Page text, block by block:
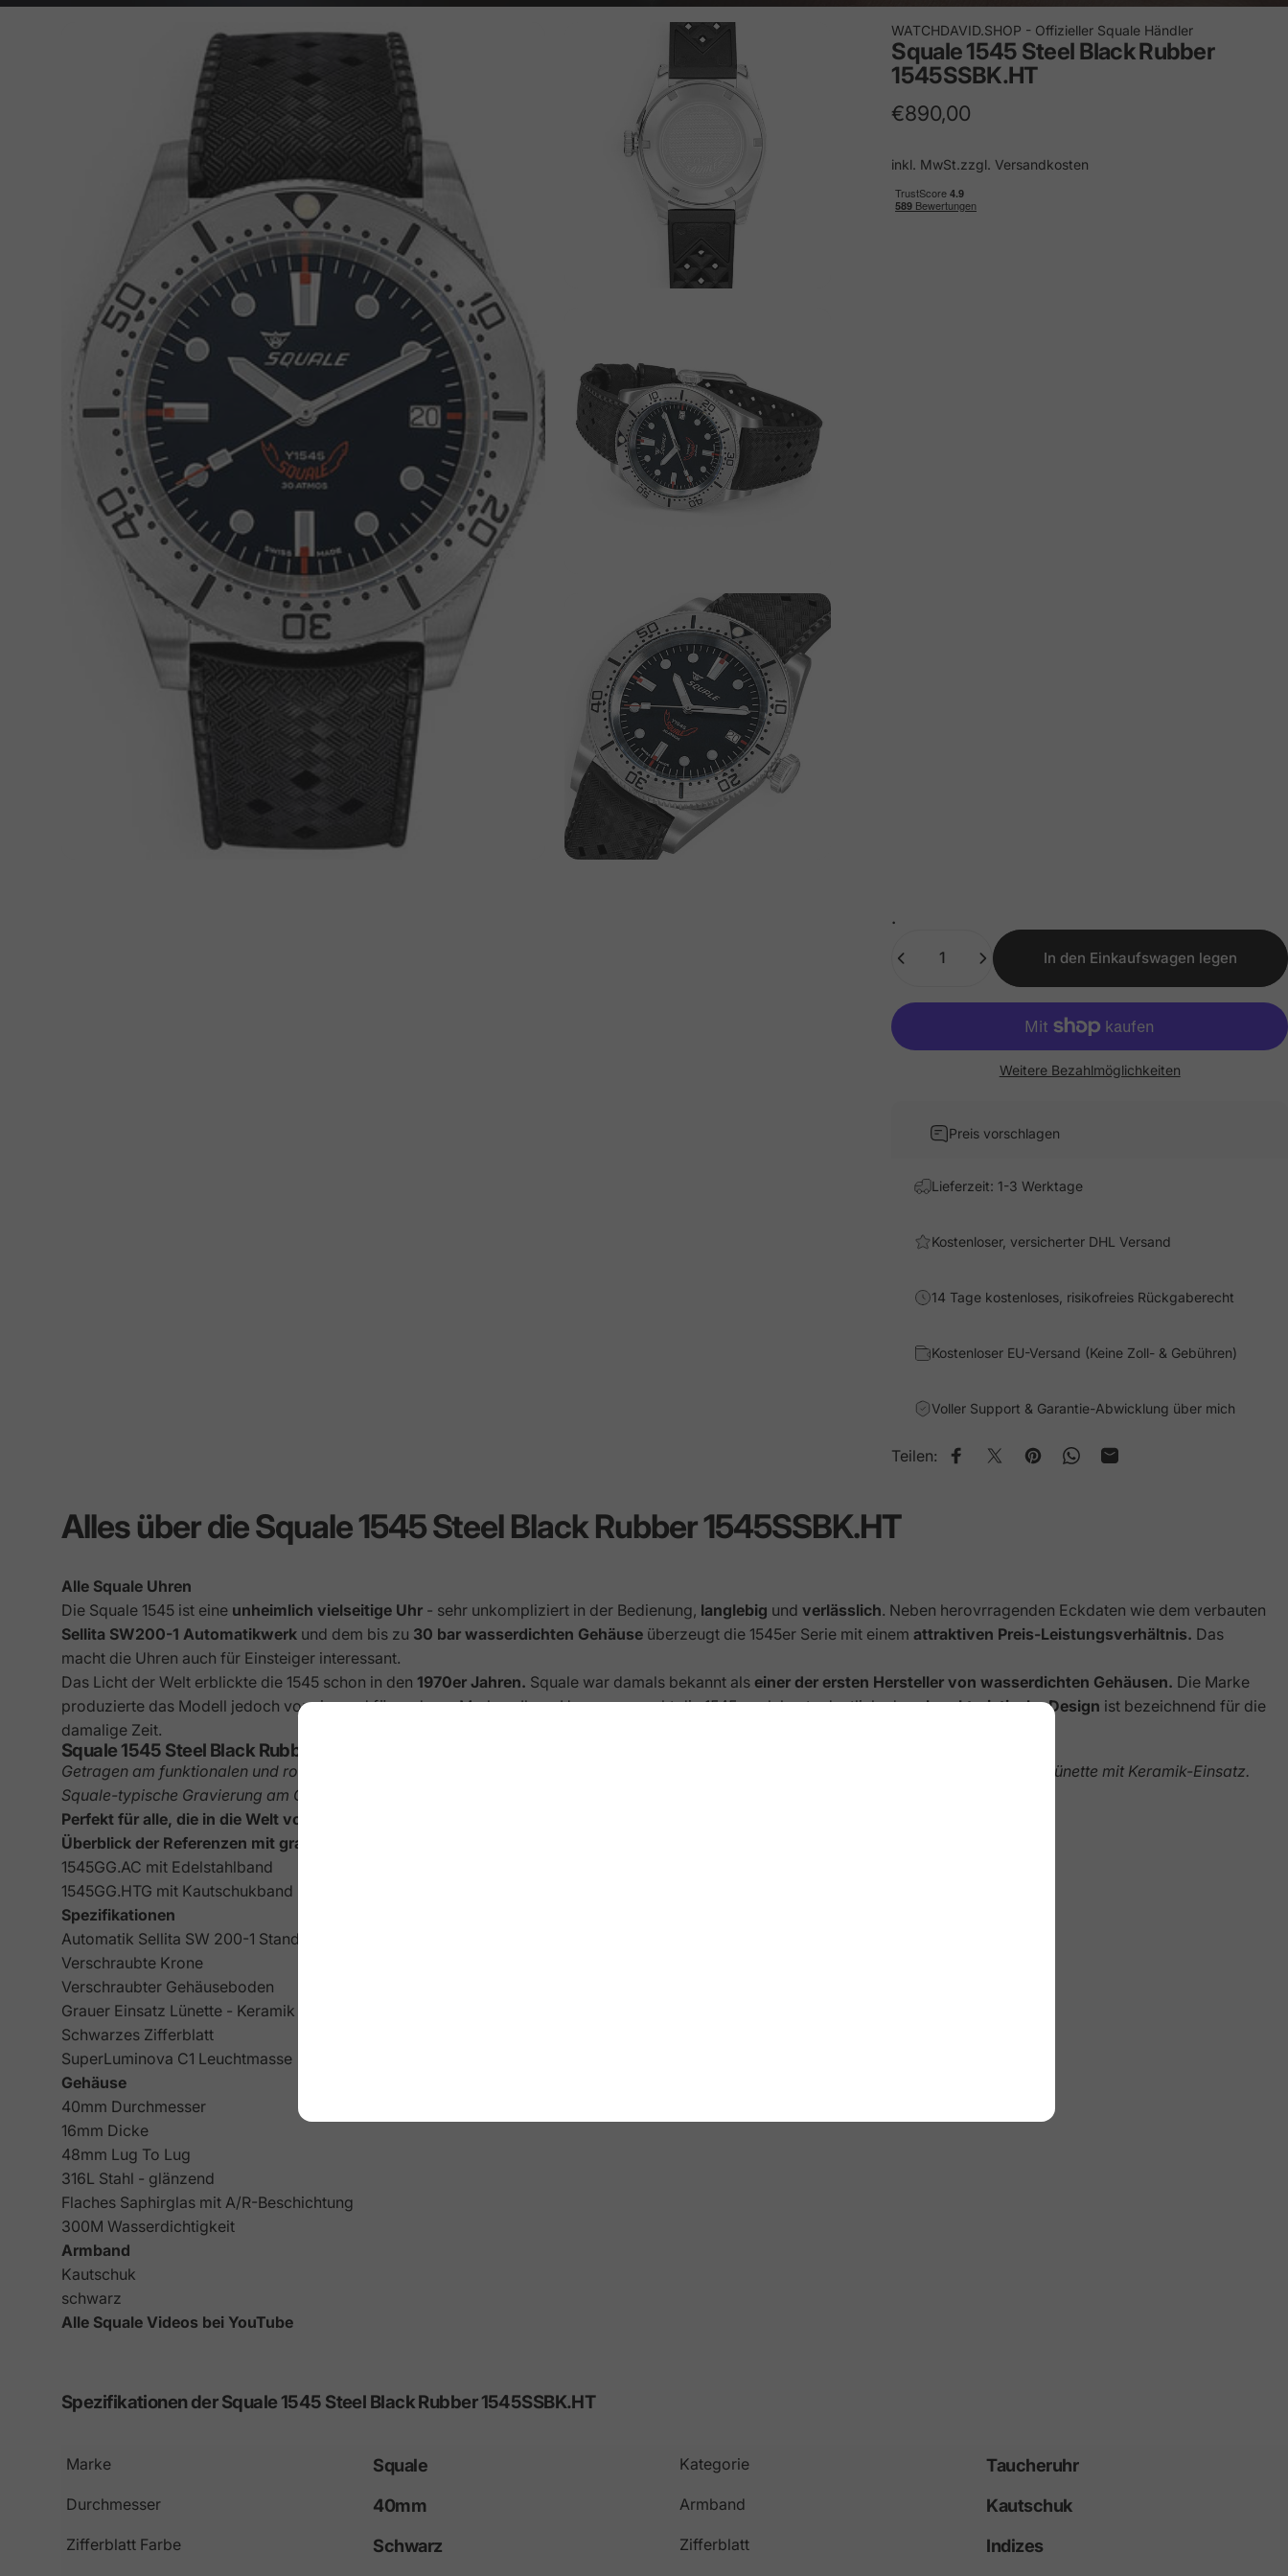
WATCHDAVID.SHOP - Offizieller Squale Händler
Squale1545 Steel BlackRubber
1545SSBK.HT
€890,00
inkl. MwSt.zzgl.Versandkosten
.
In den Einkaufswagen legen
Weitere Bezahlmöglichkeiten
Preis vorschlagen
Lieferzeit: 1-3 Werktage
Kostenloser, versicherter DHL Versand
14 Tage kostenloses, risikofreies Rückgaberecht
Kostenloser EU-Versand (Keine Zoll- & Gebühren)
Voller Support & Garantie-Abwicklung über mich
Teilen: Auf Facebook teilen
Auf X teilen
Auf Pinterest pinnen
Auf WhatsApp teilen
Per E-Mail teilen
Alles über die Squale 1545 Steel Black Rubber 1545SSBK.HT
Alle Squale Uhren
Die Squale 1545 ist eine unheimlich vielseitige Uhr - sehr unkompliziert in der Bedienung, langlebig und verlässlich. Neben herovrragenden Eckdaten wie dem verbauten
Sellita SW200-1 Automatikwerk und dem bis zu 30 bar wasserdichten Gehäuse überzeugt die 1545er Serie mit einem attraktiven Preis-Leistungsverhältnis. Das
macht die Uhren auch für Einsteiger interessant.
Das Licht der Welt erblickte die 1545 schon in den 1970er Jahren. Squale war damals bekannt als einer der ersten Hersteller von wasserdichten Gehäusen. Die Marke
produzierte das Modell jedoch vorwiegend für anderen Marken. Ihren Ursprung macht die 1545 noch heute deutlich: dascharakteristische Design ist bezeichnend für die
damalige Zeit.
Squale 1545 Steel Black Rubber 1545SSBK.HT
Getragen am funktionalen und robusten Kautschukband. Mit einem Gehäuse aus 316L Edelstahl, Finish mit glänzenden Oberflächen.
Tauchlünette mit Keramik-Einsatz.
Squale-typische Gravierung am Gehäuseboden. Einsatz von SuperLuminova C1 Leuchtmasse für perfekte Sicht unter Wasser.
Perfekt für alle, die in die Welt von Squale eintauchen möchten!
Überblick der Referenzen mit grauem Zifferblatt:
1545GG.AC mit Edelstahlband
1545GG.HTG mit Kautschukband
Spezifikationen
Automatik Sellita SW 200-1 Standardausführung
Verschraubte Krone
Verschraubter Gehäuseboden
Grauer Einsatz Lünette - Keramik
Schwarzes Zifferblatt
SuperLuminova C1 Leuchtmasse
Gehäuse
40mm Durchmesser
16mm Dicke
48mm Lug To Lug
316L Stahl - glänzend
Flaches Saphirglas mit A/R-Beschichtung
300M Wasserdichtigkeit
Armband
Kautschuk
schwarz
Alle Squale Videos bei YouTube
Spezifikationender Squale 1545 Steel BlackRubber 1545SSBK.HT
Marke Squale Kategorie Taucheruhr
Durchmesser 40mm Armband Kautschuk
Zifferblatt Farbe Schwarz Zifferblatt Indizes